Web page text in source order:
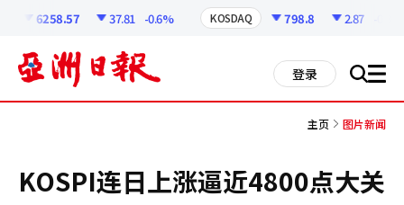
6258.57 37.81 -0.6% KOSDAQ 798.8 2.87
登录 搜 all
主页 图片新闻
KOSPI连日上涨逼近4800点大关